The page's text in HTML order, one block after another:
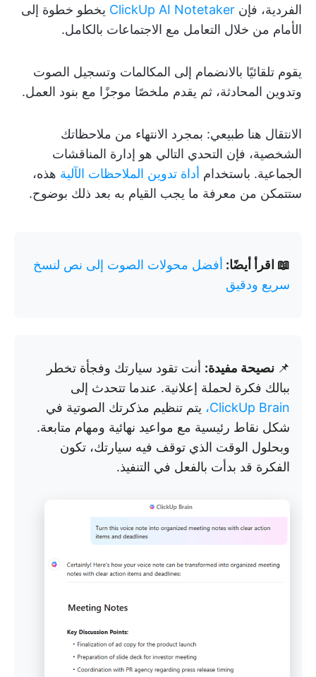
الفردية، فإن ClickUp AI Notetaker يخطو خطوة إلى
الأمام من خلال التعامل مع الاجتماعات بالكامل.
يقوم تلقائيًا بالانضمام إلى المكالمات وتسجيل الصوت
وتدوين المحادثة، ثم يقدم ملخصًا موجزًا مع بنود العمل.
الانتقال هنا طبيعي: بمجرد الانتهاء من ملاحظاتك
الشخصية، فإن التحدي التالي هو إدارة المناقشات
الجماعية. باستخدام أداة تدوين الملاحظات الآلية هذه،
ستتمكن من معرفة ما يجب القيام به بعد ذلك بوضوح.
📖 اقرأ أيضًا: أفضل محولات الصوت إلى نص لنسخ
سريع ودقيق
📌 نصيحة مفيدة: أنت تقود سيارتك وفجأة تخطر
ببالك فكرة لحملة إعلانية. عندما تتحدث إلى
ClickUp Brain،
يتم تنظيم مذكرتك الصوتية في
شكل نقاط رئيسية مع مواعيد نهائية ومهام متابعة.
وبحلول الوقت الذي توقف فيه سيارتك، تكون
الفكرة قد بدأت بالفعل في التنفيذ.